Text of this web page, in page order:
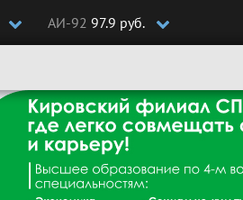
АИ-92 97.9 руб.